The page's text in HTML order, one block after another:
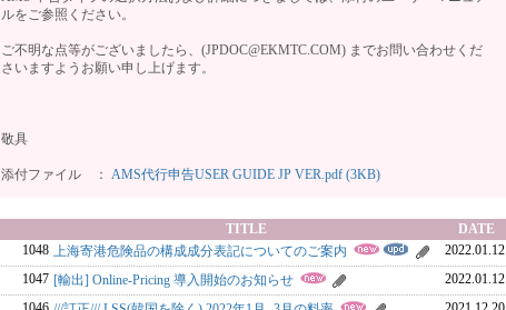
ルをご参照ください。
ご不明な点等がございましたら、(JPDOC@EKMTC.COM) までお問い合わせくだ
さいますようお願い申し上げます。
敬具
添付ファイル ： AMS代行申告USER GUIDE JP VER.pdf (3KB)
TITLE
DATE
1048 上海寄港危険品の構成成分表記についてのご案内
2022.01.12
1047 [輸出] Online-Pricing 導入開始のお知らせ
2022.01.12